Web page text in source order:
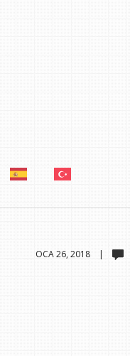
OCA 26, 2018 |